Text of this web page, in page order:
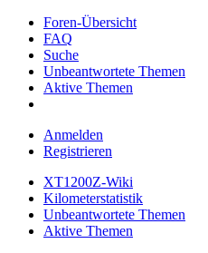
Foren-Übersicht
FAQ
Suche
Unbeantwortete Themen
Aktive Themen
Anmelden
Registrieren
XT1200Z-Wiki
Kilometerstatistik
Unbeantwortete Themen
Aktive Themen